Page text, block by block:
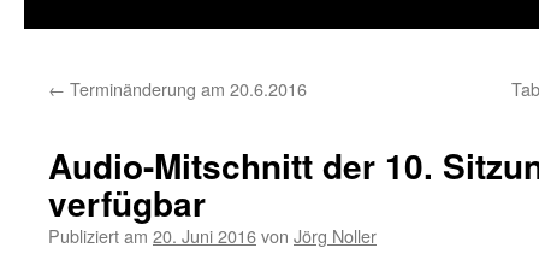
← Terminänderung am 20.6.2016
Audio-Mitschnitt der 10.
verfügbar
Publiziert am 20. Juni 2016von Jörg Noller